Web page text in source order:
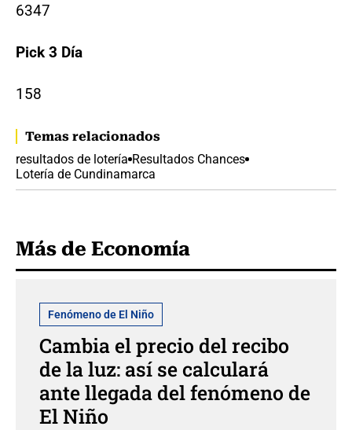
6347
Pick 3 Día
158
Temas relacionados
resultados de lotería Resultados Chances
Lotería de Cundinamarca
Más de Economía
Fenómeno de El Niño
Cambia el precio del recibo
de la luz: así se calculará
ante llegada del fenómeno de
El Niño